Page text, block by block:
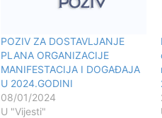
POZIV ZA DOSTAVLJANJE
PLANA ORGANIZACIJE
MANIFESTACIJA I DOGAĐAJA
U 2024.GODINI
08/01/2024
U "Vijesti"